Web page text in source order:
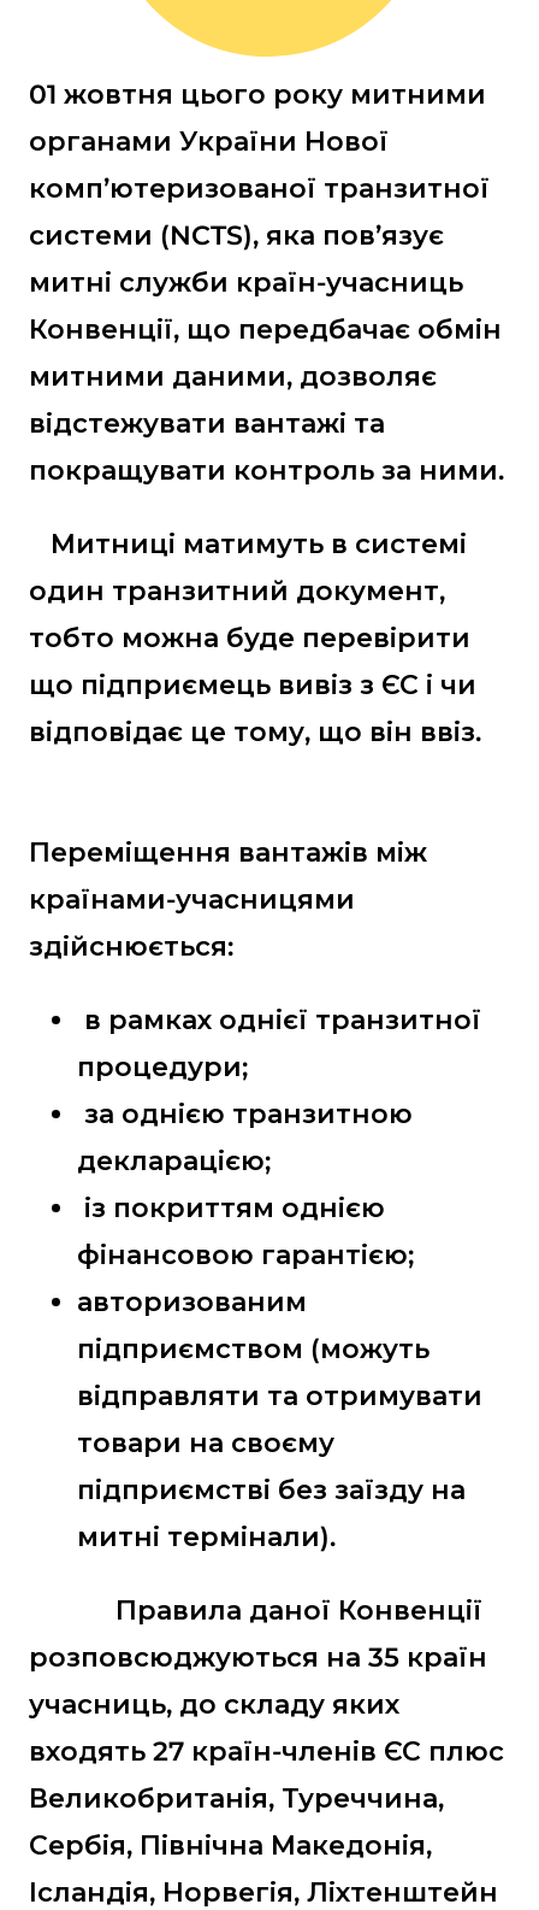
01 жовтня цього року митними
органами України Нової
комп’ютеризованої транзитної
системи (NCTS), яка пов’язує
митні служби країн-учасниць
Конвенції, що передбачає обмін
митними даними, дозволяє
відстежувати вантажі та
покращувати контроль за ними.
Митниці матимуть в системі
один транзитний документ,
тобто можна буде перевірити
що підприємець вивіз з ЄС і чи
відповідає це тому, що він ввіз.
Переміщення вантажів між
країнами-учасницями
здійснюється:
в рамках однієї транзитної
процедури;
за однією транзитною
декларацією;
із покриттям однією
фінансовою гарантією;
авторизованим
підприємством (можуть
відправляти та отримувати
товари на своєму
підприємстві без заїзду на
митні термінали).
Правила даної Конвенції
розповсюджуються на 35 країн
учасниць, до складу яких
входять 27 країн-членів ЄС плюс
Великобританія, Туреччина,
Сербія, Північна Македонія,
Ісландія, Норвегія, Ліхтенштейн